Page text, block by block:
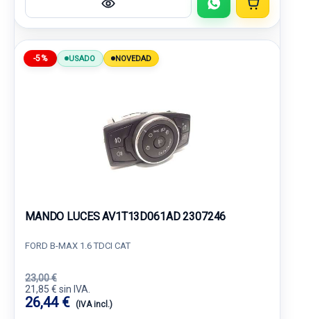
-5% USADO NOVEDAD
MANDO LUCES AV1T13D061AD 2307246
FORD B-MAX 1.6 TDCI CAT
23,00 €
21,85 € sin IVA.
26,44 € (IVA incl.)